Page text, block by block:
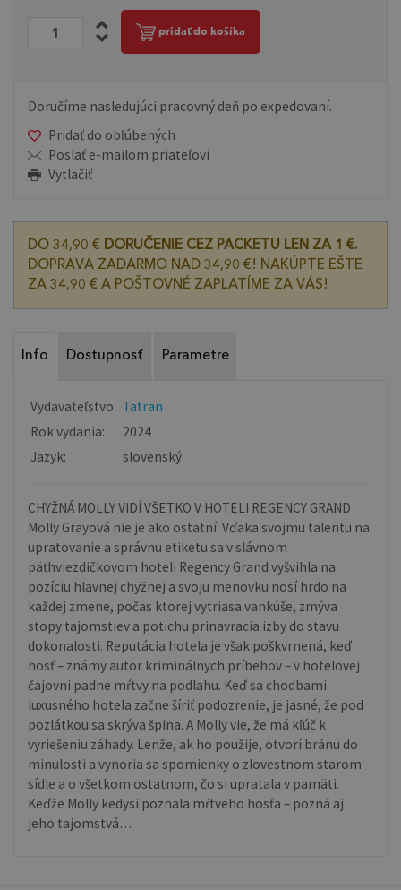
pridať do košíka
Doručíme nasledujúci pracovný deň po expedovaní.
Pridať do obľúbených
Poslať e-mailom priateľovi
Vytlačiť
DO 34,90 € DORUČENIE CEZ PACKETU LEN ZA 1 €.
DOPRAVA ZADARMO NAD 34,90 €! NAKÚPTE EŠTE
ZA 34,90 € A POŠTOVNÉ ZAPLATÍME ZA VÁS!
Info Dostupnosť Parametre
Vydavateľstvo: Tatran
Rok vydania:
2024
Jazyk:
slovenský
CHYŽNÁ MOLLY VIDÍ VŠETKO V HOTELI REGENCY GRAND
Molly Grayová nie je ako ostatní. Vďaka svojmu talentu na
upratovanie a správnu etiketu sa v slávnom
päťhviezdičkovom hoteli Regency Grand vyšvihla na
pozíciu hlavnej chyžnej a svoju menovku nosí hrdo na
každej zmene, počas ktorej vytriasa vankúše, zmýva
stopy tajomstiev a potichu prinavracia izby do stavu
dokonalosti. Reputácia hotela je však poškvrnená, keď
hosť – známy autor kriminálnych príbehov – v hotelovej
čajovni padne mŕtvy na podlahu. Keď sa chodbami
luxusného hotela začne šíriť podozrenie, je jasné, že pod
pozlátkou sa skrýva špina. A Molly vie, že má kľúč k
vyriešeniu záhady. Lenže, ak ho použije, otvorí bránu do
minulosti a vynoria sa spomienky o zlovestnom starom
sídle a o všetkom ostatnom, čo si upratala v pamäti.
Keďže Molly kedysi poznala mŕtveho hosťa – pozná aj
jeho tajomstvá…